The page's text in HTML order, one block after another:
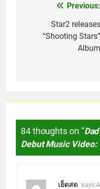
navigation
Previous:
Star2 releases
“Shooting Stars”
Album
84 thoughts on “
Debut Music Video:
เย็ดสด says: